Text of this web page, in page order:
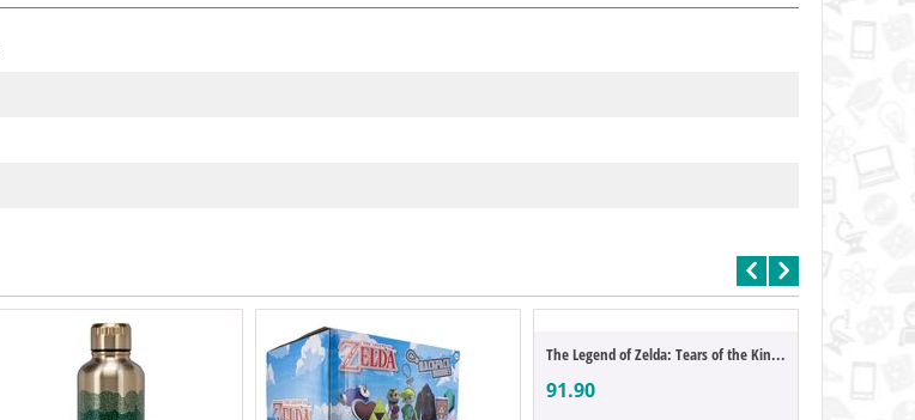
The Legend of Zelda: Tears of the Kingdom...
91.90